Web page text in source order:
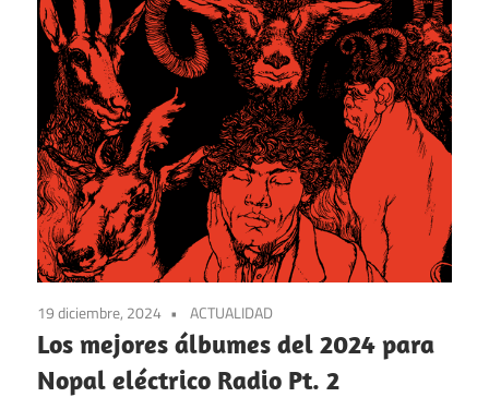
19 diciembre, 2024 ACTUALIDAD
Los mejores álbumes del 2024 para
Nopal eléctrico Radio Pt. 2